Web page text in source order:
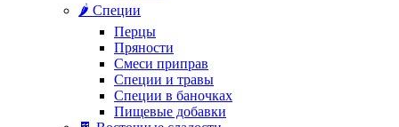
🌶️ Специи
Перцы
Пряности
Смеси приправ
Специи и травы
Специи в баночках
Пищевые добавки